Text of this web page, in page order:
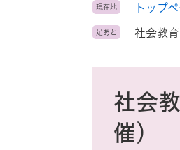
l
カ
タ
現在地 トップ
足あと 社会教
社会
催）